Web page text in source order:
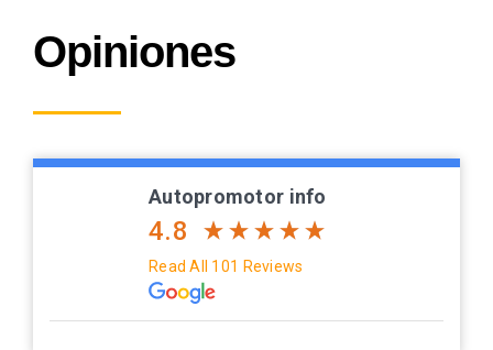
Opiniones
Autopromotor info
4.8
Read All 101 Reviews